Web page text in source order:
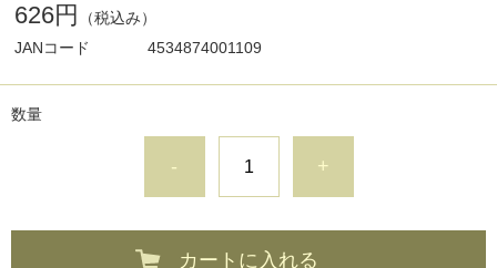
626円
（税込み）
JANコード
4534874001109
数量
- +
カートに入れる